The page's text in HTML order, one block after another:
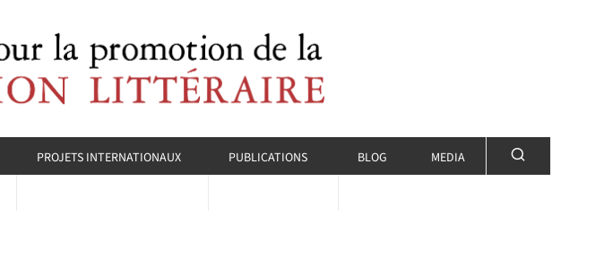
PROJETS INTERNATIONAUX PUBLICATIONS BLOG MEDIA